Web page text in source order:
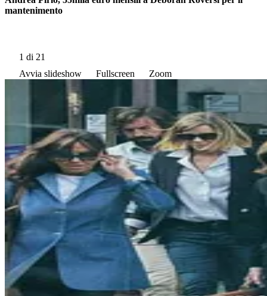
mantenimento
1 di 21
Avvia slideshow
Fullscreen Zoom